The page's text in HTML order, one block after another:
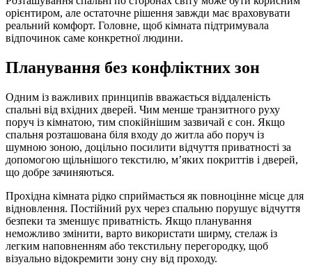
орієнтиром, але остаточне рішення завжди має враховувати
реальний комфорт. Головне, щоб кімната підтримувала
відпочинок саме конкретної людини.
Планування без конфліктних зон
Одним із важливих принципів вважається віддаленість
спальні від вхідних дверей. Чим менше транзитного руху
поруч із кімнатою, тим спокійнішим зазвичай є сон. Якщо
спальня розташована біля входу до житла або поруч із
шумною зоною, доцільно посилити відчуття приватності за
допомогою щільнішого текстилю, м’яких покриттів і дверей,
що добре зачиняються.
Прохідна кімната рідко сприймається як повноцінне місце для
відновлення. Постійний рух через спальню порушує відчуття
безпеки та зменшує приватність. Якщо планування
неможливо змінити, варто використати ширму, стелаж із
легким наповненням або текстильну перегородку, щоб
візуально відокремити зону сну від проходу.